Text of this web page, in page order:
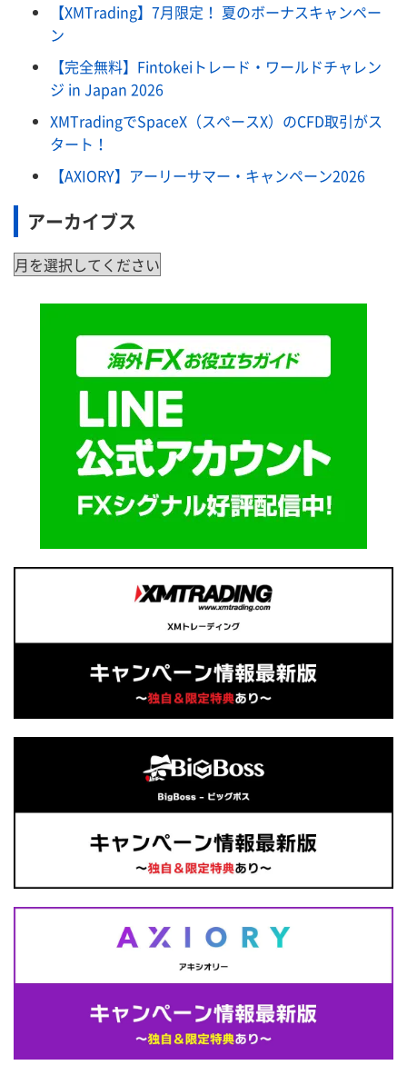
【XMTrading】7月限定！ 夏のボーナスキャンペー
ン
【完全無料】Fintokeiトレード・ワールドチャレン
ジ in Japan 2026
XMTradingでSpaceX（スペースX）のCFD取引がス
タート！
【AXIORY】アーリーサマー・キャンペーン2026
アーカイブス